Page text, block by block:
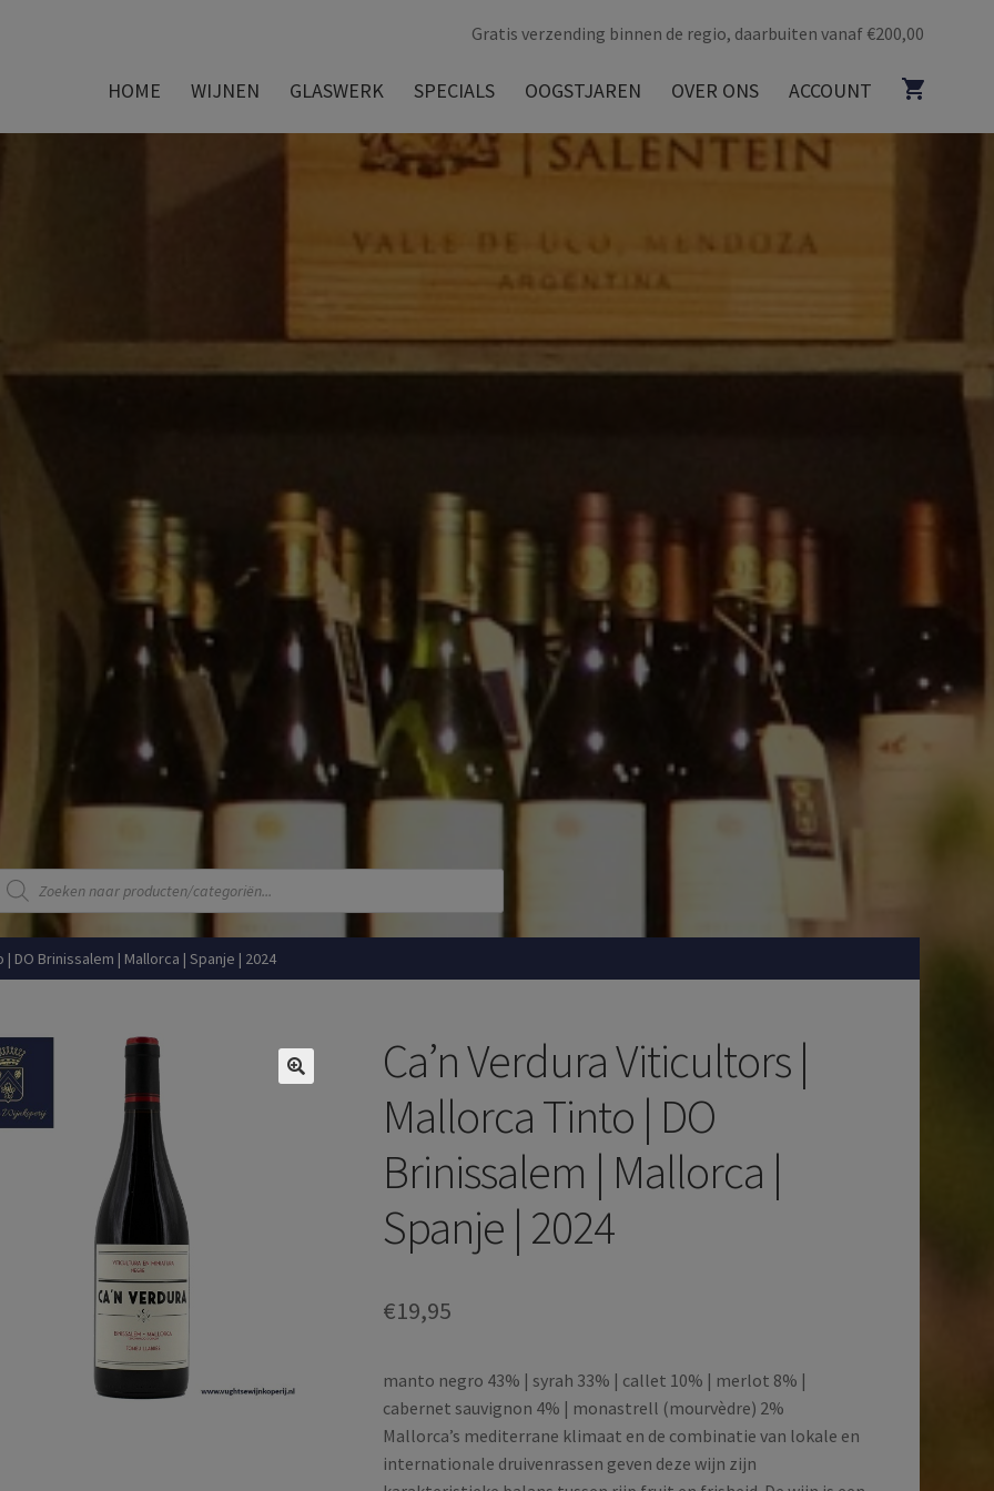
Gratis verzending binnen de regio, daarbuiten vanaf €200,00
HOME WIJNEN GLASWERK SPECIALS OOGSTJAREN OVER ONS ACCOUNT
DO Brinissalem | Mallorca | Spanje | 2024
Ca’n Verdura Viticultors |
Mallorca Tinto | DO
Brinissalem | Mallorca |
Spanje | 2024
€19,95
manto negro 43% | syrah 33% | callet 10% | merlot 8% |
cabernet sauvignon 4% | monastrell (mourvèdre) 2%
Mallorca’s mediterrane klimaat en de combinatie van lokale en
internationale druivenrassen geven deze wijn zijn